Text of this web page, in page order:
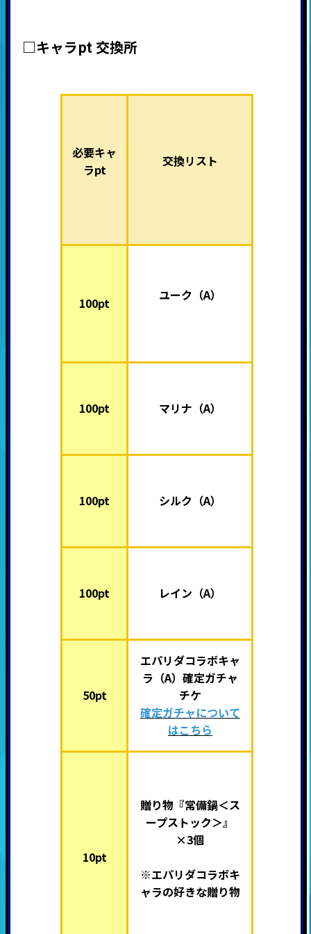
□キャラpt 交換所
必要キャ
ラpt
交換リスト
100pt ユーク （A）
100pt マリナ（A）
100pt シルク（A）
100pt レイン（A）
50pt
エパリダコラボキャ
ラ（A）確定ガチャ
チケ
確定ガチャについて
はこちら
10pt
贈り物『常備鍋＜ス
ープストック＞』
×3個
※エパリダコラボキ
ャラの好きな贈り物